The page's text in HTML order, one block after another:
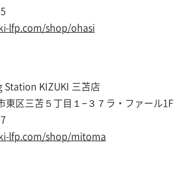
lfp.com/shop/ohasi
KIZUKI 三苫店
東区三苫５丁目１−３７ラ・ファール1F
lfp.com/shop/mitoma